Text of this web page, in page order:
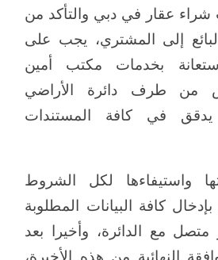
شراء عقار في دبي والتأكد من
إلى المشتري، يجب على
بخدمات مكتب أمين
من طرف دائرة الأراضي
يدقق في كافة المستندات
واستيفاءها لكل الشروط
بإدخال كافة البيانات المطلوبة
متصل مع الدائرة، وأخيرا بعد
النهائية من هذه الأخيرة،